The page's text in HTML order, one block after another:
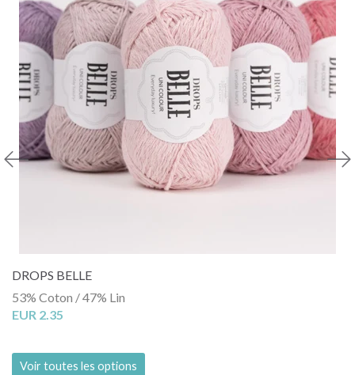
DROPS BELLE
53% Coton / 47% Lin
EUR 2.35
Voir toutes les options